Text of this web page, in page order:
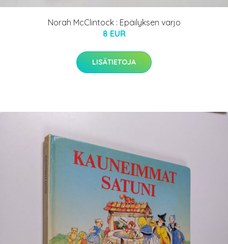
Norah McClintock : Epäilyksen varjo
8 EUR
LISÄTIETOJA